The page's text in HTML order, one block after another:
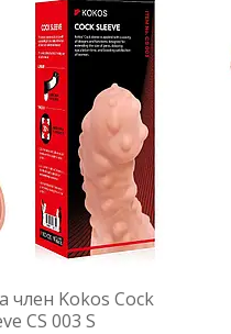
член Kokos Cock
CS 003 S